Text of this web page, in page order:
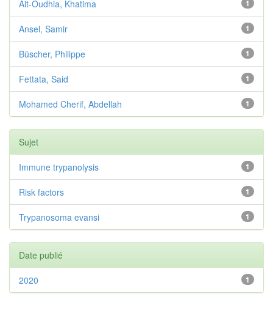
1
Ait-Oudhia, Khatima
1
Ansel, Samir
1
Büscher, Philippe
1
Fettata, Said
1
Mohamed Cherif, Abdellah
Sujet
1
Immune trypanolysis
1
Risk factors
1
Trypanosoma evansi
Date publié
1
2020